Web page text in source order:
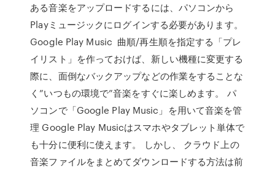
ある音楽をアップロードするには、パソコンから
Playミュージックにログインする必要があります。
Google Play Music 曲順/再生順を指定する「プレ
イリスト」を作っておけば、新しい機種に変更する
際に、面倒なバックアップなどの作業をすることな
く”いつもの環境で”音楽をすぐに楽しめます。 パ
ソコンで「Google Play Music」を用いて音楽を管
理 Google Play Musicはスマホやタブレット単体で
も十分に便利に使えます。 しかし、 クラウド上の
音楽ファイルをまとめてダウンロードする方法は前